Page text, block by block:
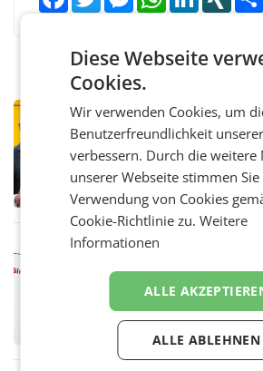
PRIMENEWS
Österreichische
ersten Halbjahr
Briefgeschäft
WIEN Die
von 1.544,0 Mio. EUR
einem Plus von 3,8
Vergleichszeitraum
MARKETING & MEDIA
ProSiebenSat.1
überraschend viel
UNTERFÖHRING/
Fernsehkonzern
Frühjahr dank
wieder Gewinn
Diese Webseite
Cookies.
Wir verwenden Cookies, um
Benutzerfreundlichkeit
verbessern. Durch die weitere
unserer Webseite stimmen
Verwendung von Cookies
Cookie-Richtlinie zu.Weitere
Informationen
ALLE
ALLE ABLEHNEN